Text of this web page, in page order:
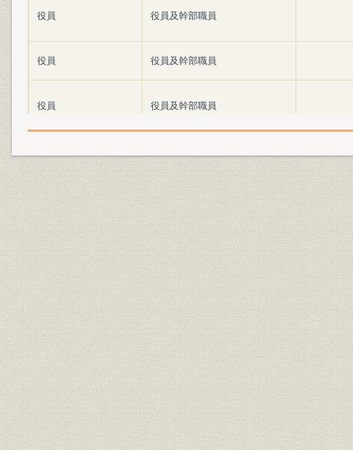
役員 役員及幹部職員
役員 役員及幹部職員
役員 役員及幹部職員
役員 役員及幹部職員
役員 役員及幹部職員
役員 役員及幹部職員
従業員 予定社員一覧表
従業員 社員総代現員表
従業員 退任社員総代一覧表
従業員 第三十五期末現在本社現員表